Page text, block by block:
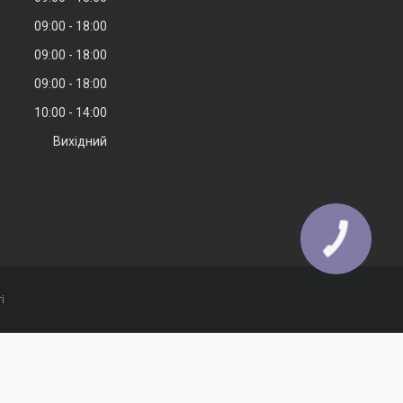
09:00
18:00
09:00
18:00
09:00
18:00
10:00
14:00
Вихідний
КНОПКА
ЗВ'ЯЗКУ